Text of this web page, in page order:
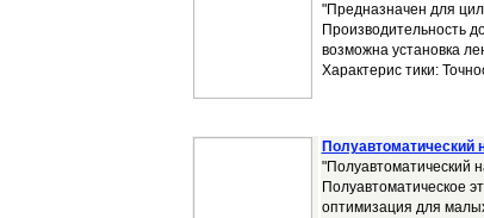
"Предназначен для
Производительность
возможна установка
Характерис тики:
Полуавтоматический
"Полуавтоматический
Полуавтоматическое
оптимизация для